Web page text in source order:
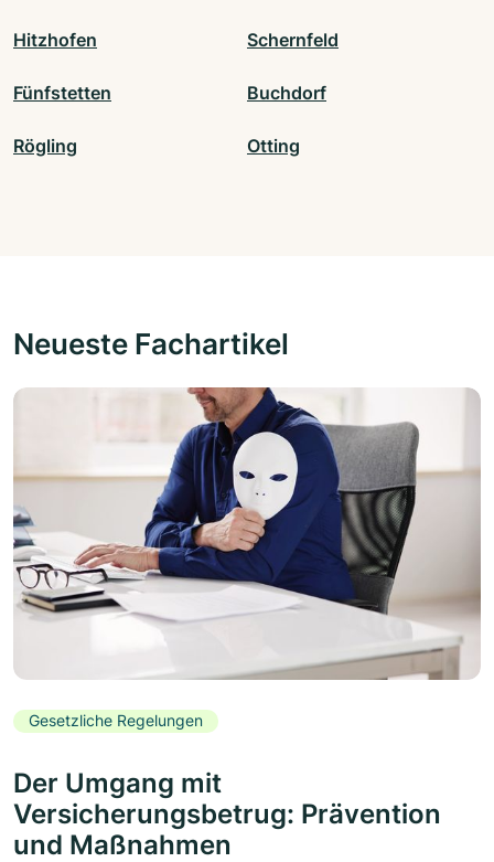
Hitzhofen Schernfeld
Fünfstetten Buchdorf
Rögling Otting
Neueste Fachartikel
Gesetzliche Regelungen
Der Umgang mit
Versicherungsbetrug: Prävention
und Maßnahmen